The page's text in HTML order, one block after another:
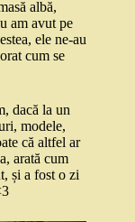
albă,
am avut pe
ele ne-au
cum se
dacă la un
modele,
că altfel ar
arată cum
și a fost o zi